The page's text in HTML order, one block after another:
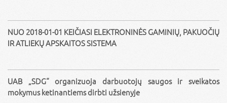
NUO 2018-01-01 KEIČIASI ELEKTRONINĖS GAMINIŲ, PAKUOČIŲ
IR ATLIEKŲ APSKAITOS SISTEMA
UAB „SDG“ organizuoja darbuotojų saugos ir sveikatos
mokymus ketinantiems dirbti užsienyje